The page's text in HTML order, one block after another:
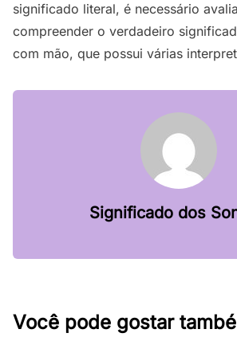
significado literal, é necessário
compreender o verdadeiro
com mão, que possui várias
Significado dos
Você pode gostar